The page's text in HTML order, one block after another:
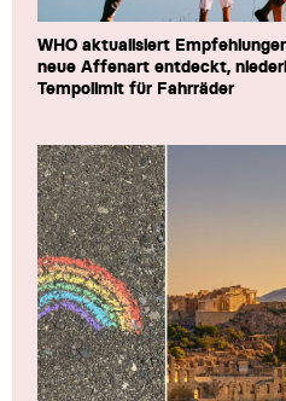
WHO aktualisiert
neue Affenart entdeckt,
Tempolimit für Fahrräder